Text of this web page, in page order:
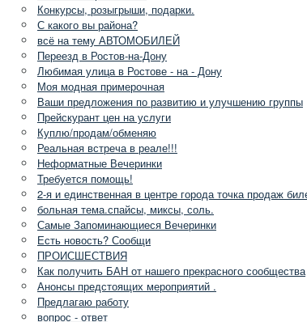
Конкурсы, розыгрыши, подарки.
С какого вы района?
всё на тему АВТОМОБИЛЕЙ
Переезд в Ростов-на-Дону
Любимая улица в Ростове - на - Дону
Моя модная примерочная
Ваши предложения по развитию и улучшению группы
Прейскурант цен на услуги
Куплю/продам/обменяю
Реальная встреча в реале!!!
Неформатные Вечеринки
Требуется помощь!
2-я и единственная в центре города точка продаж
больная тема.спайсы, миксы, соль.
Самые Запоминающиеся Вечеринки
Есть новость? Сообщи
ПРОИСШЕСТВИЯ
Как получить БАН от нашего прекрасного сообщества
Анонсы предстоящих мероприятий .
Предлагаю работу
вопрос - ответ